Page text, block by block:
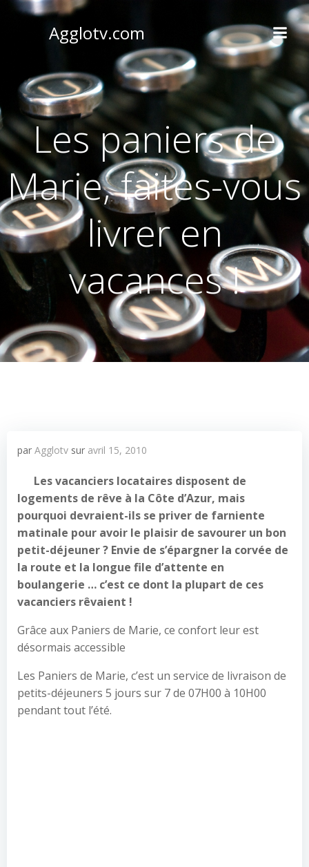
Agglotv.com
Les paniers de
Marie, faites-vous
livrer en
vacances !
par Agglotv sur avril 15, 2010
Les vacanciers locataires disposent de
logements de rêve à la Côte d’Azur, mais
pourquoi devraient-ils se priver de farniente
matinale pour avoir le plaisir de savourer un bon
petit-déjeuner ? Envie de s’épargner la corvée de
la route et la longue file d’attente en
boulangerie … c’est ce dont la plupart de ces
vacanciers rêvaient !
Grâce aux Paniers de Marie, ce confort leur est
désormais accessible
Les Paniers de Marie, c’est un service de livraison de
petits-déjeuners 5 jours sur 7 de 07H00 à 10H00
pendant tout l’été.